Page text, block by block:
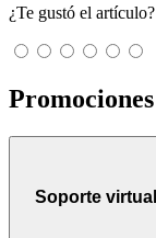
¿Te gustó el artículo?
Soporte